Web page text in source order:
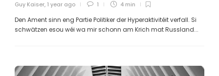
Guy Kaiser, 1 year ago 1 4 min
Den Ament sinn eng Partie Politiker der Hyperaktivitéit verfall. Si
schwätzen esou wéi wa mir schonn am Krich mat Russland...